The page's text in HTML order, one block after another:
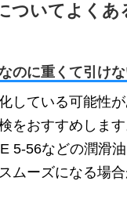
ついてよくあ
のに重くて引け
している可能性
をおすすめしま
5-56などの潤滑
ムーズになる場合